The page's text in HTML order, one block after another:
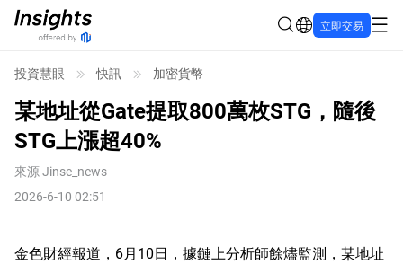
立即交易
投資慧眼 快訊 加密貨幣
某地址從Gate提取800萬枚STG，隨後
STG上漲超40%
來源Jinse_news
2026-6-10 02:51
金色財經報道，6月10日，據鏈上分析師餘燼監測，某地址